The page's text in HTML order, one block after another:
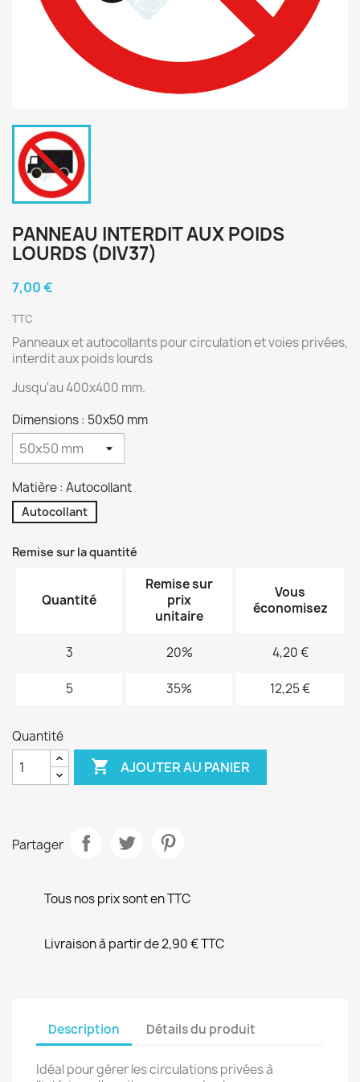
PANNEAU INTERDIT AUX POIDS
LOURDS (DIV37)
7,00 €
TTC
Panneaux et autocollants pour circulation et voies privées,
interdit aux poids lourds
Jusqu'au 400x400 mm.
Dimensions : 50x50 mm
Matière : Autocollant
Autocollant
Remise sur la quantité
Quantité
Remise sur
prix
unitaire
Vous
économisez
3 20% 4,20 €
5 35% 12,25 €
Quantité
 AJOUTER AU PANIER
Partager
Tous nos prix sont en TTC
Livraison à partir de 2,90 € TTC
Description Détails du produit
Idéal pour gérer les circulations privées à